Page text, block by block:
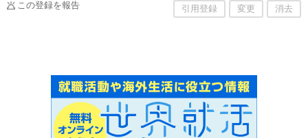
この登録を報告 引用登録 変更 消去